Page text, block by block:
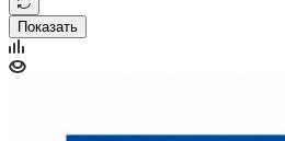
Показать